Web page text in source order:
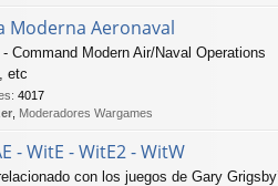
Moderna Aeronaval
- Command Modern Air/Naval Operations
, etc
: 4017
Moderadores Wargames
- WitE - WitE2 - WitW
con los juegos de Gary